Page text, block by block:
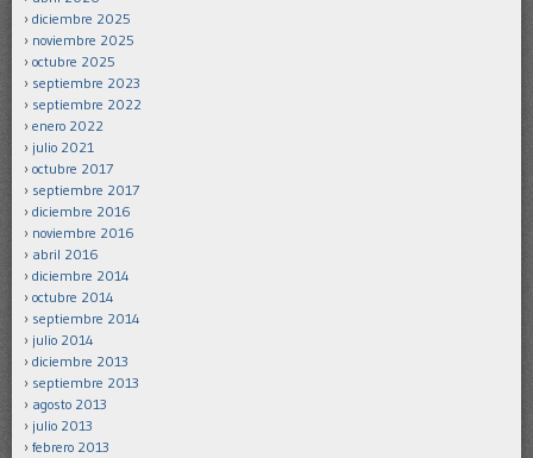
diciembre 2025
noviembre 2025
octubre 2025
septiembre 2023
septiembre 2022
enero 2022
julio 2021
octubre 2017
septiembre 2017
diciembre 2016
noviembre 2016
abril 2016
diciembre 2014
octubre 2014
septiembre 2014
julio 2014
diciembre 2013
septiembre 2013
agosto 2013
julio 2013
febrero 2013